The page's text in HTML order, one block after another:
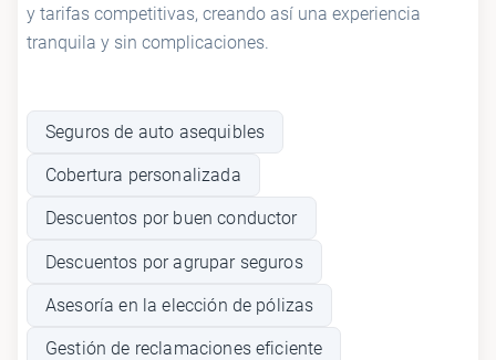
y tarifas competitivas, creando así una experiencia
tranquila y sin complicaciones.
Seguros de auto asequibles
Cobertura personalizada
Descuentos por buen conductor
Descuentos por agrupar seguros
Asesoría en la elección de pólizas
Gestión de reclamaciones eficiente